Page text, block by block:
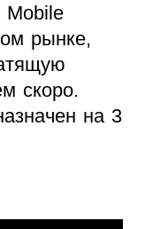
Mobile
рынке,
скоро.
на 3